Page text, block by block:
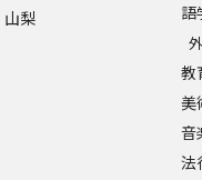
山梨
語
教
美
音
法